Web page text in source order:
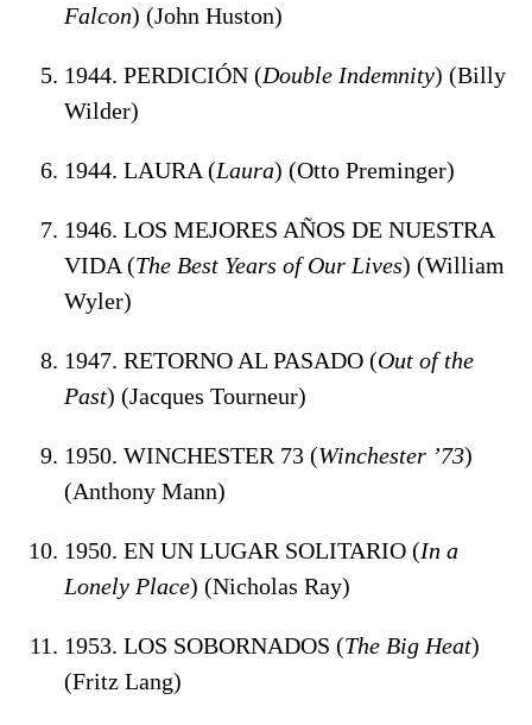
Falcon) (John Huston)
1944. PERDICIÓN (Double Indemnity) (Billy
Wilder)
1944. LAURA (Laura) (Otto Preminger)
1946. LOS MEJORES AÑOS DE NUESTRA
VIDA (The Best Years of Our Lives) (William
Wyler)
1947. RETORNO AL PASADO (Out of the
Past) (Jacques Tourneur)
1950. WINCHESTER 73 (Winchester ’73)
(Anthony Mann)
1950. EN UN LUGAR SOLITARIO (In a
Lonely Place) (Nicholas Ray)
1953. LOS SOBORNADOS (The Big Heat)
(Fritz Lang)